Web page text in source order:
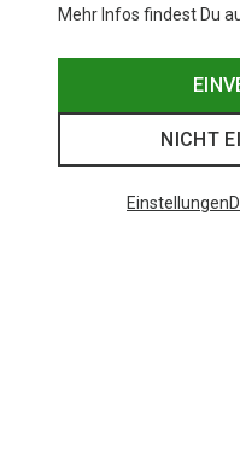
Mehr Infos findest Du
NICHT
Einstellungen